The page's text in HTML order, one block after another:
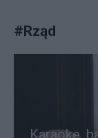
#Rząd
Karaoke,